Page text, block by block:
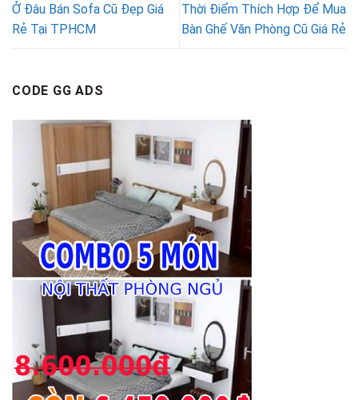
Ở Đâu Bán Sofa Cũ Đẹp Giá
Rẻ Tại TPHCM
Thời Điểm Thích Hợp Để Mua
Bàn Ghế Văn Phòng Cũ Giá Rẻ
CODE GG ADS